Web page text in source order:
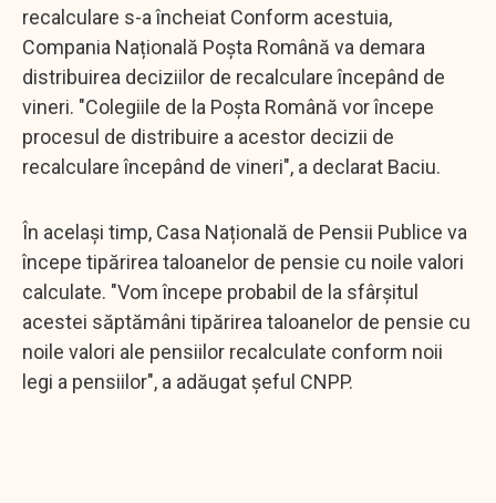
recalculare s-a încheiat Conform acestuia,
Compania Națională Poșta Română va demara
distribuirea deciziilor de recalculare începând de
vineri. "Colegiile de la Poșta Română vor începe
procesul de distribuire a acestor decizii de
recalculare începând de vineri", a declarat Baciu.
În același timp, Casa Națională de Pensii Publice va
începe tipărirea taloanelor de pensie cu noile valori
calculate. "Vom începe probabil de la sfârșitul
acestei săptămâni tipărirea taloanelor de pensie cu
noile valori ale pensiilor recalculate conform noii
legi a pensiilor", a adăugat șeful CNPP.